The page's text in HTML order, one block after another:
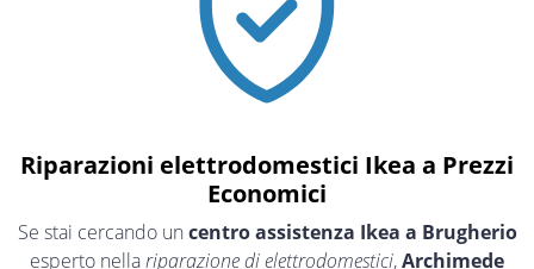
Riparazioni elettrodomestici Ikea a Prezzi
Economici
Se stai cercando un centro assistenza Ikea a Brugherio
esperto nellariparazione di elettrodomestici,Archimede